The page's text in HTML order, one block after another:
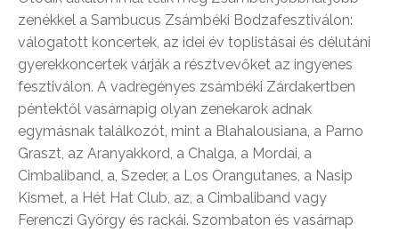
zenékkel a Sambucus Zsámbéki Bodzafesztiválon:
válogatott koncertek, az idei év toplistásai és délutáni
gyerekkoncertek várják a résztvevőket az ingyenes
fesztiválon. A vadregényes zsámbéki Zárdakertben
péntektől vasárnapig olyan zenekarok adnak
egymásnak találkozót, mint a Blahalousiana, a Parno
Graszt, az Aranyakkord, a Chalga, a Mordai, a
Cimbaliband, a, Szeder, a Los Orangutanes, a Nasip
Kismet, a Hét Hat Club, az, a Cimbaliband vagy
Ferenczi György és rackái. Szombaton és vasárnap